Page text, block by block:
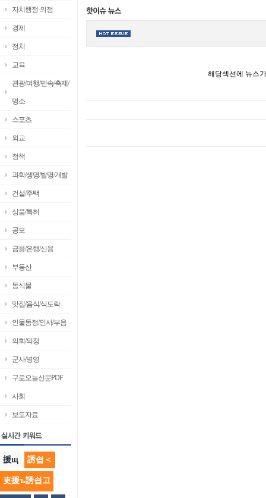
자치행정·의정
경제
정치
교육
관광/여행/민속/축제/
명소
스포츠
외교
정책
과학/생명/발명/개발
건설/주택
상품/특허
공모
금융/은행/신용
부동산
동식물
맛집/음식/식도락
인물동정/인사/부음
의회/의정
군사/병영
구로오늘신문PDF
사회
보도자료
援щ 誘쇱＜
吏援ъ誘쇱고
해당섹션에 뉴스